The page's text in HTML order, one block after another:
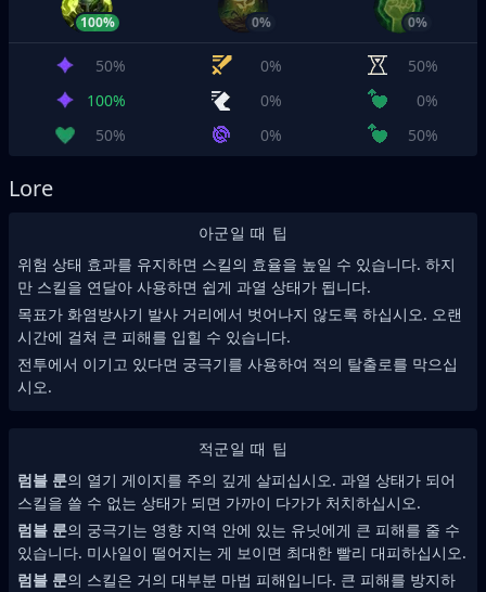
100% 0% 0%
50% 0%
50%
100%
0%
0%
50%
0% 50%
Lore
아군일 때 팁
위험 상태 효과를 유지하면 스킬의 효율을 높일 수 있습니다. 하지
만 스킬을 연달아 사용하면 쉽게 과열 상태가 됩니다.
목표가 화염방사기 발사 거리에서 벗어나지 않도록 하십시오. 오랜
시간에 걸쳐 큰 피해를 입힐 수 있습니다.
전투에서 이기고 있다면 궁극기를 사용하여 적의 탈출로를 막으십
시오.
적군일 때 팁
럼블 룬의 열기 게이지를 주의 깊게 살피십시오. 과열 상태가 되어
스킬을 쓸 수 없는 상태가 되면 가까이 다가가 처치하십시오.
럼블 룬의 궁극기는 영향 지역 안에 있는 유닛에게 큰 피해를 줄 수
있습니다. 미사일이 떨어지는 게 보이면 최대한 빨리 대피하십시오.
럼블 룬의 스킬은 거의 대부분 마법 피해입니다. 큰 피해를 방지하